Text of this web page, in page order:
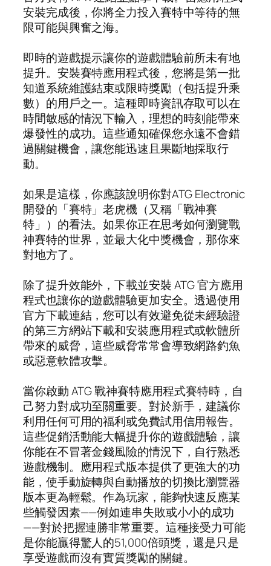
安裝完成後，你將全力投入賽特中等待的無
限可能與興奮之海。
即時的遊戲提示讓你的遊戲體驗前所未有地
提升。安裝賽特應用程式後，您將是第一批
知道系統維護結束或限時獎勵（包括提升乘
數）的用戶之一。這種即時資訊存取可以在
時間敏感的情況下輸入，理想的時刻能帶來
爆發性的成功。這些通知確保您永遠不會錯
過關鍵機會，讓您能迅速且果斷地採取行
動。
如果是這樣，你應該說明你對ATG Electronic
開發的「賽特」老虎機（又稱「戰神賽
特」）的看法。如果你正在思考如何瀏覽戰
神賽特的世界，並最大化中獎機會，那你來
對地方了。
除了提升效能外，下載並安裝 ATG 官方應用
程式也讓你的遊戲體驗更加安全。透過使用
官方下載連結，您可以有效避免從未經驗證
的第三方網站下載和安裝應用程式或軟體所
帶來的威脅，這些威脅常常會導致網路釣魚
或惡意軟體攻擊。
當你啟動 ATG 戰神賽特應用程式賽特時，自
己努力對成功至關重要。對於新手，建議你
利用任何可用的福利或免費試用信用報告。
這些促銷活動能大幅提升你的遊戲體驗，讓
你能在不冒著金錢風險的情況下，自行熟悉
遊戲機制。應用程式版本提供了更強大的功
能，使手動旋轉與自動播放的切換比瀏覽器
版本更為輕鬆。作為玩家，能夠快速反應某
些觸發因素——例如連串失敗或小小的成功
——對於把握連勝非常重要。這種接受力可能
是你能贏得驚人的51,000倍頭獎，還是只是
享受遊戲而沒有實質獎勵的關鍵。